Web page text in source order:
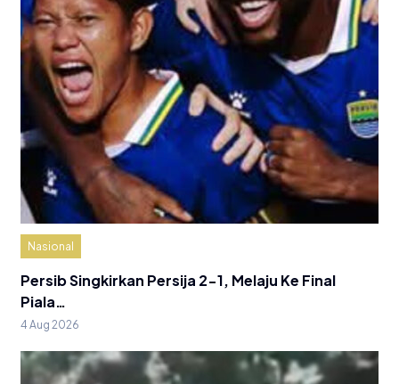
Nasional
Persib Singkirkan Persija 2-1, Melaju Ke Final
Piala…
4 Aug 2026